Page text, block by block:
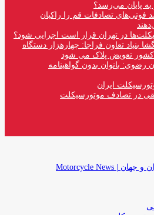
به پایان می‌رسد؟
کرد: 56 درصد فوتی‌های تصادفات قم را راکبان
در تهران قرار است اجرایی شود؟
بنیاد تعاون فراجا: چهارهزار دستگاه
کشور تعویض پلاک می شود
رضوی: بانوان بدون گواهینامه
ایران
در تصادف موتورسیکلت